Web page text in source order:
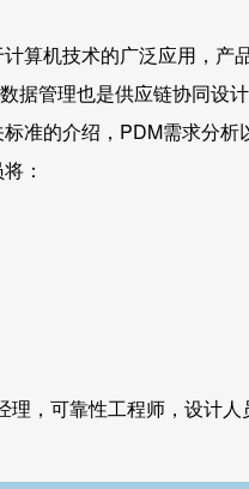
算机技术的广泛应用，产
据管理也是供应链协同设
准的介绍，PDM需求分析
：
，可靠性工程师，设计